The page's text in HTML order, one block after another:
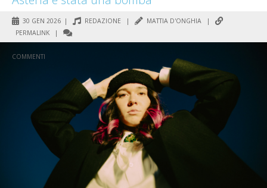
30 GEN 2026 | REDAZIONE | MATTIA D'ONGHIA
|
PERMALINK
|
COMMENTI